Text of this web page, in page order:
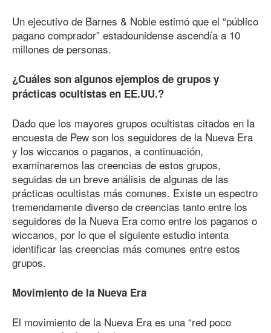
Un ejecutivo de Barnes & Noble estimó que el “público
pagano comprador” estadounidense ascendía a 10
millones de personas.
¿Cuáles son algunos ejemplos de grupos y
prácticas ocultistas en EE.UU.?
Dado que los mayores grupos ocultistas citados en la
encuesta de Pew son los seguidores de la Nueva Era
y los wiccanos o paganos, a continuación,
examinaremos las creencias de estos grupos,
seguidas de un breve análisis de algunas de las
prácticas ocultistas más comunes. Existe un espectro
tremendamente diverso de creencias tanto entre los
seguidores de la Nueva Era como entre los paganos o
wiccanos, por lo que el siguiente estudio intenta
identificar las creencias más comunes entre estos
grupos.
Movimiento de la Nueva Era
El movimiento de la Nueva Era es una “red poco